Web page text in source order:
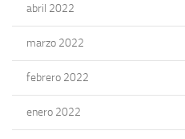
abril 2022
marzo 2022
febrero 2022
enero 2022